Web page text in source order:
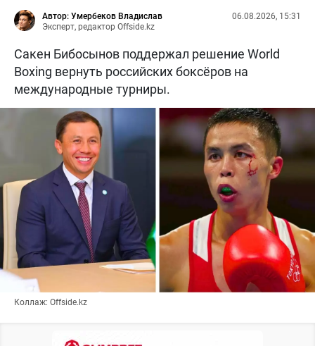
Автор: Умербеков Владислав
Эксперт, редактор Offside.kz
06.08.2026, 15:31
Сакен Бибосынов поддержал решение World
Boxing вернуть российских боксёров на
международные турниры.
Коллаж: Offside.kz